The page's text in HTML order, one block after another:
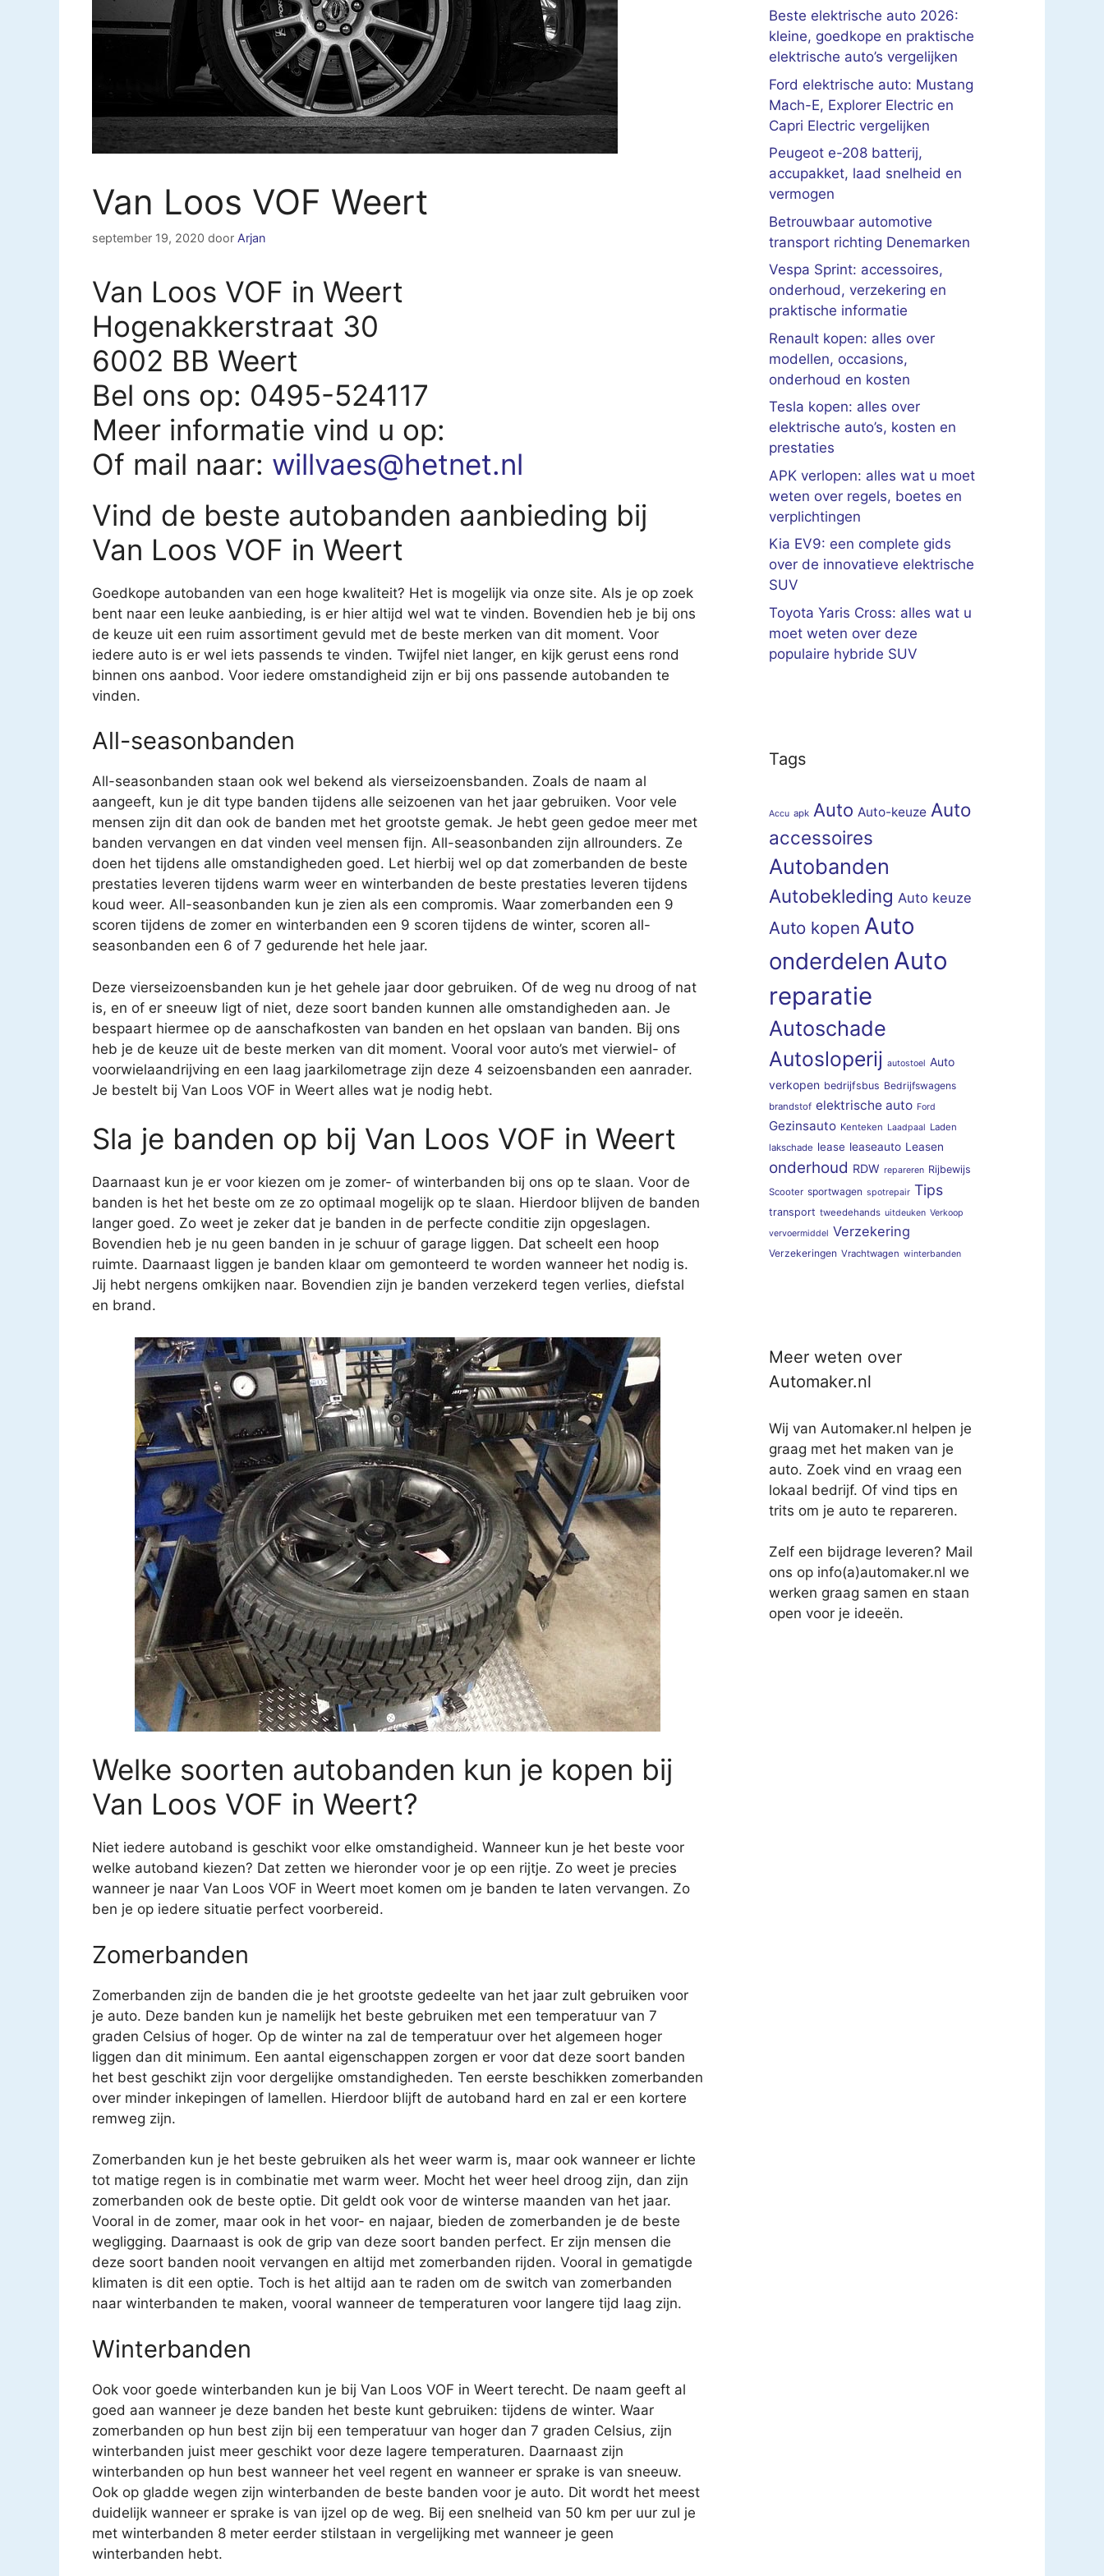
Van Loos VOF Weert
september 19, 2020 door Arjan
Van Loos VOF in Weert
Hogenakkerstraat 30
6002 BB Weert
Bel ons op: 0495-524117
Meer informatie vind u op:
Of mail naar: willvaes@hetnet.nl
Vind de beste autobanden aanbieding bij
Van Loos VOF in Weert
Goedkope autobanden van een hoge kwaliteit? Het is mogelijk via onze site. Als je op zoek
bent naar een leuke aanbieding, is er hier altijd wel wat te vinden. Bovendien heb je bij ons
de keuze uit een ruim assortiment gevuld met de beste merken van dit moment. Voor
iedere auto is er wel iets passends te vinden. Twijfel niet langer, en kijk gerust eens rond
binnen ons aanbod. Voor iedere omstandigheid zijn er bij ons passende autobanden te
vinden.
All-seasonbanden
All-seasonbanden staan ook wel bekend als vierseizoensbanden. Zoals de naam al
aangeeft, kun je dit type banden tijdens alle seizoenen van het jaar gebruiken. Voor vele
mensen zijn dit dan ook de banden met het grootste gemak. Je hebt geen gedoe meer met
banden vervangen en dat vinden veel mensen fijn. All-seasonbanden zijn allrounders. Ze
doen het tijdens alle omstandigheden goed. Let hierbij wel op dat zomerbanden de beste
prestaties leveren tijdens warm weer en winterbanden de beste prestaties leveren tijdens
koud weer. All-seasonbanden kun je zien als een compromis. Waar zomerbanden een 9
scoren tijdens de zomer en winterbanden een 9 scoren tijdens de winter, scoren all-
seasonbanden een 6 of 7 gedurende het hele jaar.
Deze vierseizoensbanden kun je het gehele jaar door gebruiken. Of de weg nu droog of nat
is, en of er sneeuw ligt of niet, deze soort banden kunnen alle omstandigheden aan. Je
bespaart hiermee op de aanschafkosten van banden en het opslaan van banden. Bij ons
heb je de keuze uit de beste merken van dit moment. Vooral voor auto’s met vierwiel- of
voorwielaandrijving en een laag jaarkilometrage zijn deze 4 seizoensbanden een aanrader.
Je bestelt bij Van Loos VOF in Weert alles wat je nodig hebt.
Sla je banden op bij Van Loos VOF in Weert
Daarnaast kun je er voor kiezen om je zomer- of winterbanden bij ons op te slaan. Voor de
banden is het het beste om ze zo optimaal mogelijk op te slaan. Hierdoor blijven de banden
langer goed. Zo weet je zeker dat je banden in de perfecte conditie zijn opgeslagen.
Bovendien heb je nu geen banden in je schuur of garage liggen. Dat scheelt een hoop
ruimte. Daarnaast liggen je banden klaar om gemonteerd te worden wanneer het nodig is.
Jij hebt nergens omkijken naar. Bovendien zijn je banden verzekerd tegen verlies, diefstal
en brand.
Welke soorten autobanden kun je kopen bij
Van Loos VOF in Weert?
Niet iedere autoband is geschikt voor elke omstandigheid. Wanneer kun je het beste voor
welke autoband kiezen? Dat zetten we hieronder voor je op een rijtje. Zo weet je precies
wanneer je naar Van Loos VOF in Weert moet komen om je banden te laten vervangen. Zo
ben je op iedere situatie perfect voorbereid.
Zomerbanden
Zomerbanden zijn de banden die je het grootste gedeelte van het jaar zult gebruiken voor
je auto. Deze banden kun je namelijk het beste gebruiken met een temperatuur van 7
graden Celsius of hoger. Op de winter na zal de temperatuur over het algemeen hoger
liggen dan dit minimum. Een aantal eigenschappen zorgen er voor dat deze soort banden
het best geschikt zijn voor dergelijke omstandigheden. Ten eerste beschikken zomerbanden
over minder inkepingen of lamellen. Hierdoor blijft de autoband hard en zal er een kortere
remweg zijn.
Zomerbanden kun je het beste gebruiken als het weer warm is, maar ook wanneer er lichte
tot matige regen is in combinatie met warm weer. Mocht het weer heel droog zijn, dan zijn
zomerbanden ook de beste optie. Dit geldt ook voor de winterse maanden van het jaar.
Vooral in de zomer, maar ook in het voor- en najaar, bieden de zomerbanden je de beste
wegligging. Daarnaast is ook de grip van deze soort banden perfect. Er zijn mensen die
deze soort banden nooit vervangen en altijd met zomerbanden rijden. Vooral in gematigde
klimaten is dit een optie. Toch is het altijd aan te raden om de switch van zomerbanden
naar winterbanden te maken, vooral wanneer de temperaturen voor langere tijd laag zijn.
Winterbanden
Ook voor goede winterbanden kun je bij Van Loos VOF in Weert terecht. De naam geeft al
goed aan wanneer je deze banden het beste kunt gebruiken: tijdens de winter. Waar
zomerbanden op hun best zijn bij een temperatuur van hoger dan 7 graden Celsius, zijn
winterbanden juist meer geschikt voor deze lagere temperaturen. Daarnaast zijn
winterbanden op hun best wanneer het veel regent en wanneer er sprake is van sneeuw.
Ook op gladde wegen zijn winterbanden de beste banden voor je auto. Dit wordt het meest
duidelijk wanneer er sprake is van ijzel op de weg. Bij een snelheid van 50 km per uur zul je
met winterbanden 8 meter eerder stilstaan in vergelijking met wanneer je geen
winterbanden hebt.
Beste elektrische auto 2026:
kleine, goedkope en praktische
elektrische auto’s vergelijken
Ford elektrische auto: Mustang
Mach-E, Explorer Electric en
Capri Electric vergelijken
Peugeot e-208 batterij,
accupakket, laad snelheid en
vermogen
Betrouwbaar automotive
transport richting Denemarken
Vespa Sprint: accessoires,
onderhoud, verzekering en
praktische informatie
Renault kopen: alles over
modellen, occasions,
onderhoud en kosten
Tesla kopen: alles over
elektrische auto’s, kosten en
prestaties
APK verlopen: alles wat u moet
weten over regels, boetes en
verplichtingen
Kia EV9: een complete gids
over de innovatieve elektrische
SUV
Toyota Yaris Cross: alles wat u
moet weten over deze
populaire hybride SUV
Tags
Accu apk Auto Auto-keuze Auto
accessoires
Autobanden
Autobekleding Auto keuze
Auto kopen Auto
onderdelen Auto
reparatie
Autoschade
Autosloperij autostoel Auto
verkopen bedrijfsbus Bedrijfswagens
brandstof elektrische auto Ford
Gezinsauto Kenteken Laadpaal Laden
lakschade lease leaseauto Leasen
onderhoud RDW repareren Rijbewijs
Scooter sportwagen spotrepair Tips
transport tweedehands uitdeuken Verkoop
vervoermiddel Verzekering
Verzekeringen Vrachtwagen winterbanden
Meer weten over
Automaker.nl
Wij van Automaker.nl helpen je
graag met het maken van je
auto. Zoek vind en vraag een
lokaal bedrijf. Of vind tips en
trits om je auto te repareren.
Zelf een bijdrage leveren? Mail
ons op info(a)automaker.nl we
werken graag samen en staan
open voor je ideeën.